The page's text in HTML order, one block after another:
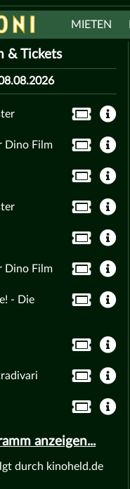
MIETEN
& Tickets
Dino Film
Dino Film
- Die
anzeigen...
durch kinoheld.de